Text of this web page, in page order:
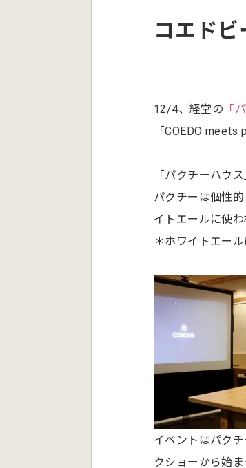
コエド
12/4、経堂の 「
「COEDO meets
「パクチーハウ
パクチーは個性
イトエールに使
＊ホワイトエー
イベントはパク
クショーから始ま